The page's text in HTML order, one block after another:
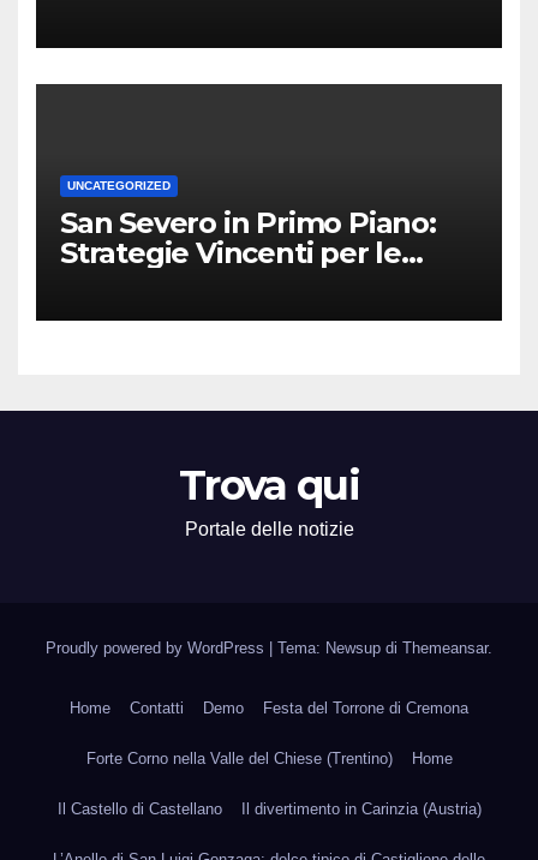
UNCATEGORIZED
San Severo in Primo Piano:
Strategie Vincenti per le
Territorio
Trova qui
Portale delle notizie
Proudly powered by WordPress Tema: Newsup di Themeansar.
Home Contatti Demo Festa del Torrone di Cremona
Forte Corno nella Valle del Chiese (Trentino) Home
Il Castello di Castellano Il divertimento in Carinzia (Austria)